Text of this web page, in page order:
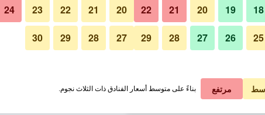
﷼ عرض الصفقة
﷼ عرض الصفقة صور لـ فندق ليوناردو هايدلبيرغ
18
19
20
21
22
25
26
27
28
29
20
21
22
23
24
27
28
29
30
مرتفع بناءً على متوسط أسعار الفنادق ذات الثلاث نجوم.